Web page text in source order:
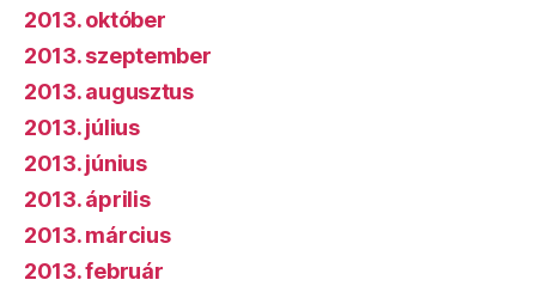
2013. október
2013. szeptember
2013. augusztus
2013. július
2013. június
2013. április
2013. március
2013. február